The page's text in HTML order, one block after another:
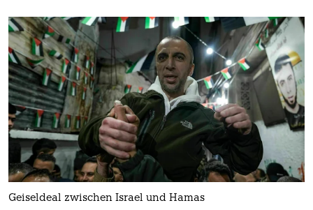
Geiseldeal zwischen Israel und Hamas